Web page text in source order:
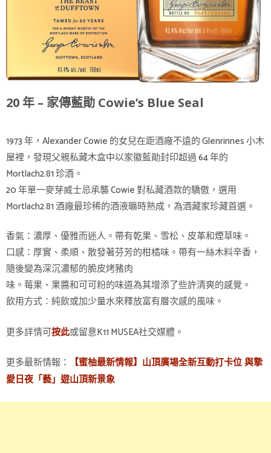
20 年 – 家傳藍勛 Cowie’s Blue Seal
1973 年，Alexander Cowie 的女兒在距酒廠不遠的 Glenrinnes 小木
屋裡，發現父親私藏木盒中以家徽藍勛封印超過 64 年的
Mortlach2.81 珍酒。
20 年單一麥芽威士忌承襲 Cowie 對私藏酒款的驕傲，選用
Mortlach2.81 酒廠最珍稀的酒液曠時熟成，為酒藏家珍藏首選。
香氣：濃厚、優雅而迷人。帶有乾果、雪松、皮革和煙草味。
口感：厚實、柔順、散發著芬芳的柑橘味。帶有一絲木料辛香，
隨後變為深沉濃郁的脆皮烤豬肉
味。莓果、果醬和可可粉的味道為其增添了些許清爽的感覺。
飲用方式：純飲或加少量水來釋放富有層次感的風味。
更多詳情可按此或留意K11 MUSEA社交媒體。
更多最新情報：
【蜜柚最新情報】山頂廣場全新互動打卡位 與摯
愛日夜「藝」遊山頂新景象